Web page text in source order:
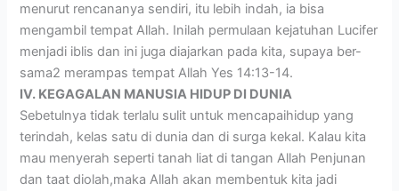
menurut rencananya sendiri, itu lebih indah, ia bisa
mengambil tempat Allah. Inilah permulaan kejatuhan Lucifer
menjadi iblis dan ini juga diajarkan pada kita, supaya ber-
sama2 merampas tempat Allah Yes 14:13-14.
IV. KEGAGALAN MANUSIA HIDUP DI DUNIA
Sebetulnya tidak terlalu sulit untuk mencapaihidup yang
terindah, kelas satu di dunia dan di surga kekal. Kalau kita
mau menyerah seperti tanah liat di tangan Allah Penjunan
dan taat diolah,maka Allah akan membentuk kita jadi